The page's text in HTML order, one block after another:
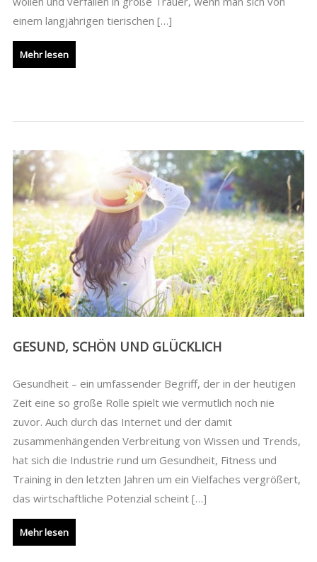
einem langjährigen tierischen […]
Mehr lesen
GESUND, SCHÖN UND GLÜCKLICH
Gesundheit – ein umfassender Begriff, der in der heutigen
Zeit eine so große Rolle spielt wie vermutlich noch nie
zuvor. Auch durch das Internet und der damit
zusammenhängenden Verbreitung von Wissen und Trends,
hat sich die Industrie rund um Gesundheit, Fitness und
Training in den letzten Jahren um ein Vielfaches vergrößert,
das wirtschaftliche Potenzial scheint […]
Mehr lesen